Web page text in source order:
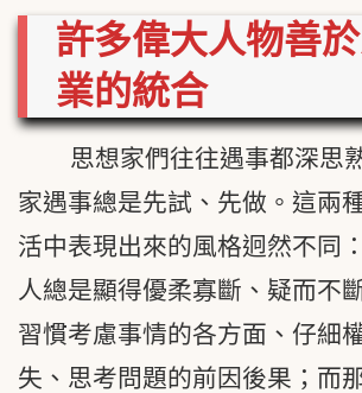
許多偉大人物善
業的統合
思想家們往往遇事都深思
家遇事總是先試、先做。這兩
活中表現出來的風格迥然不同
人總是顯得優柔寡斷、疑而不
習慣考慮事情的各方面、仔細
失、思考問題的前因後果；而